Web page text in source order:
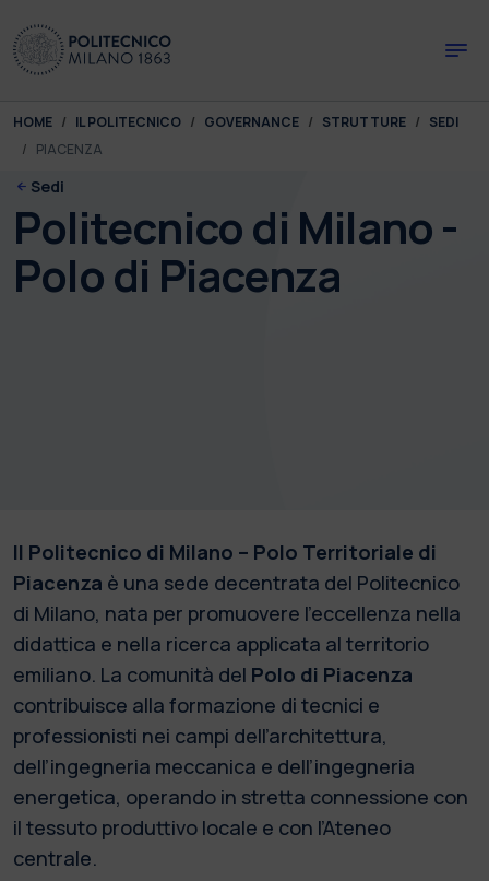
You are here:
HOME IL POLITECNICO GOVERNANCE STRUTTURE
SEDI
PIACENZA
Sedi
Politecnico di Milano -
Polo di Piacenza
Il Politecnico di Milano – Polo Territoriale di
Piacenza è una sede decentrata del Politecnico
di Milano, nata per promuovere l’eccellenza nella
didattica e nella ricerca applicata al territorio
emiliano. La comunità del Polo di Piacenza
contribuisce alla formazione di tecnici e
professionisti nei campi dell’architettura,
dell’ingegneria meccanica e dell’ingegneria
energetica, operando in stretta connessione con
il tessuto produttivo locale e con l’Ateneo
centrale.